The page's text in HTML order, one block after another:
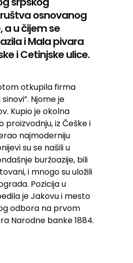
osnovanog
a u čijem se
i Mala pivara
i Cetinjske ulice.
otkupila firma
Njome je
Kupio je okolna
proizvodnju, iz Češke i
najmoderniju
su se našili u
buržoazije, bili
i mnogo su uložili
Pozicija u
je Jakovu i mesto
odbora na prvom
Narodne banke 1884.